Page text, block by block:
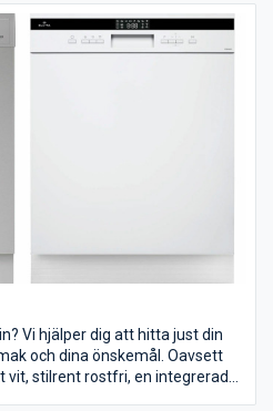
av köksmaskiner. Med en
både enklare och roligare. Hitta
Vi hjälper dig att hitta just din
och dina önskemål. Oavsett
vit, stilrent rostfri, en integrerad